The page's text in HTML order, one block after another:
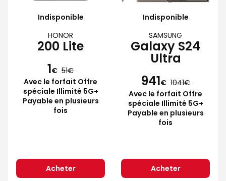
Indisponible
HONOR
200 Lite
1€ 51
Avec le forfait Offre
spéciale Illimité 5G+
Payable en plusieurs
fois
Acheter
Indisponible
SAMSUNG
Galaxy S24
Ultra
941€ 1041
Avec le forfait Offre
spéciale Illimité 5G+
Payable en plusieurs
fois
Acheter